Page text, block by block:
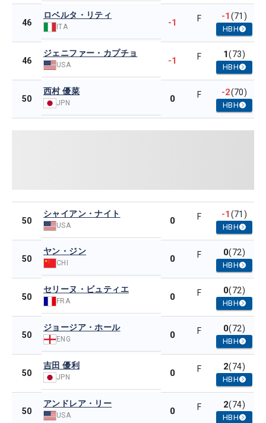
46
ロベルタ・リティ
ITA -1 F -1(71)
HBH
46
ジェニファー・カプチョ
USA -1 F 1(73)
HBH
50
西村 優菜
JPN 0 F -2(70)
HBH
50
シャイアン・ナイト
USA 0 F -1(71)
HBH
50
ヤン・ジン
CHI 0 F 0(72)
HBH
50
セリーヌ・ビュティエ
FRA 0 F 0(72)
HBH
50
ジョージア・ホール
ENG 0 F 0(72)
HBH
50
吉田 優利
JPN 0 F 2(74)
HBH
50
アンドレア・リー
USA 0 F 2(74)
HBH